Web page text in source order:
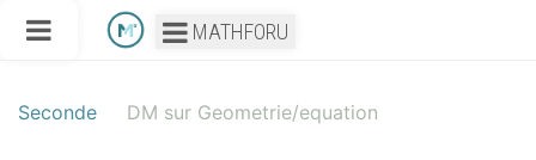
MATHFORU
Seconde DM sur Geometrie/equation